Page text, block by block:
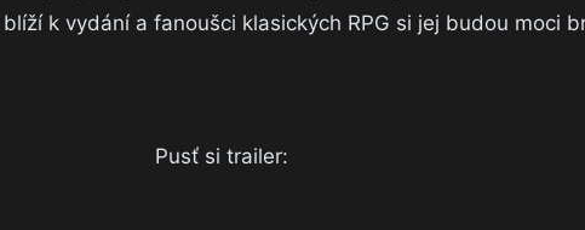
k vydání a fanoušci klasických RPG si jej budou moci
Pusť si trailer: